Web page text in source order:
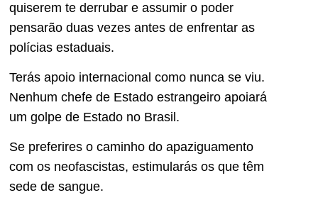
quiserem te derrubar e assumir o poder
pensarão duas vezes antes de enfrentar as
polícias estaduais.
Terás apoio internacional como nunca se viu.
Nenhum chefe de Estado estrangeiro apoiará
um golpe de Estado no Brasil.
Se preferires o caminho do apaziguamento
com os neofascistas, estimularás os que têm
sede de sangue.